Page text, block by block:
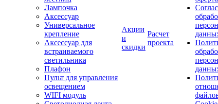
Лампочка
Аксессуар
Универсальное
крепление
Аксессуар для
встраиваемого
светильника
Плафон
Пульт для управления
освещением
WIFI модуль
Акции
и
скидки
Расчет
проекта